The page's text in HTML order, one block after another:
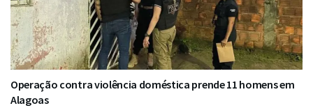
Operação contra violência doméstica prende 11 homens em
Alagoas